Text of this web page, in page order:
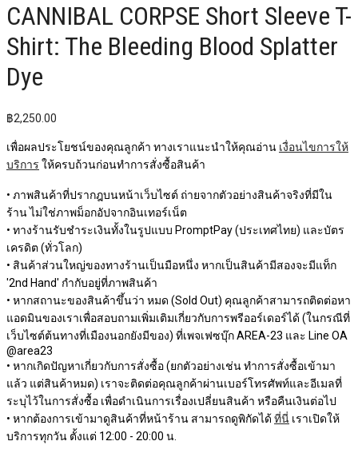
CANNIBAL CORPSE Short Sleeve T-
Shirt: The Bleeding Blood Splatter
Dye
฿2,250.00
เพื่อผลประโยชน์ของคุณลูกค้า ทางเราแนะนำให้คุณอ่าน เงื่อนไขการให้
บริการ ให้ครบถ้วนก่อนทำการสั่งซื้อสินค้า
• ภาพสินค้าที่ปรากฎบนหน้าเว็บไซต์ ถ่ายจากตัวอย่างสินค้าจริงที่มีใน
ร้าน ไม่ใช่ภาพม็อกอัปจากอินเทอร์เน็ต
• ทางร้านรับชำระเงินทั้งในรูปแบบ PromptPay (ประเทศไทย) และบัตร
เครดิต (ทั่วโลก)
• สินค้าส่วนใหญ่ของทางร้านเป็นมือหนึ่ง หากเป็นสินค้ามีสองจะมีแท็ก
'2nd Hand' กำกับอยู่ที่ภาพสินค้า
• หากสถานะของสินค้าขึ้นว่า หมด (Sold Out) คุณลูกค้าสามารถติดต่อหา
แอดมินของเราเพื่อสอบถามเพิ่มเติมเกี่ยวกับการพรีออร์เดอร์ได้ (ในกรณีที่
เว็บไซต์ต้นทางที่เมืองนอกยังมีของ) ที่เพจเฟซบุ๊ก AREA-23 และ Line OA
@area23
• หากเกิดปัญหาเกี่ยวกับการสั่งซื้อ (ยกตัวอย่างเช่น ทำการสั่งซื้อเข้ามา
แล้ว แต่สินค้าหมด) เราจะติดต่อคุณลูกค้าผ่านเบอร์โทรศัพท์และอีเมลที่
ระบุไว้ในการสั่งซื้อ เพื่อดำเนินการเรื่องเปลี่ยนสินค้า หรือคืนเงินต่อไป
• หากต้องการเข้ามาดูสินค้าที่หน้าร้าน สามารถดูพิกัดได้ ที่นี่ เราเปิดให้
บริการทุกวัน ตั้งแต่ 12:00 - 20:00 น.